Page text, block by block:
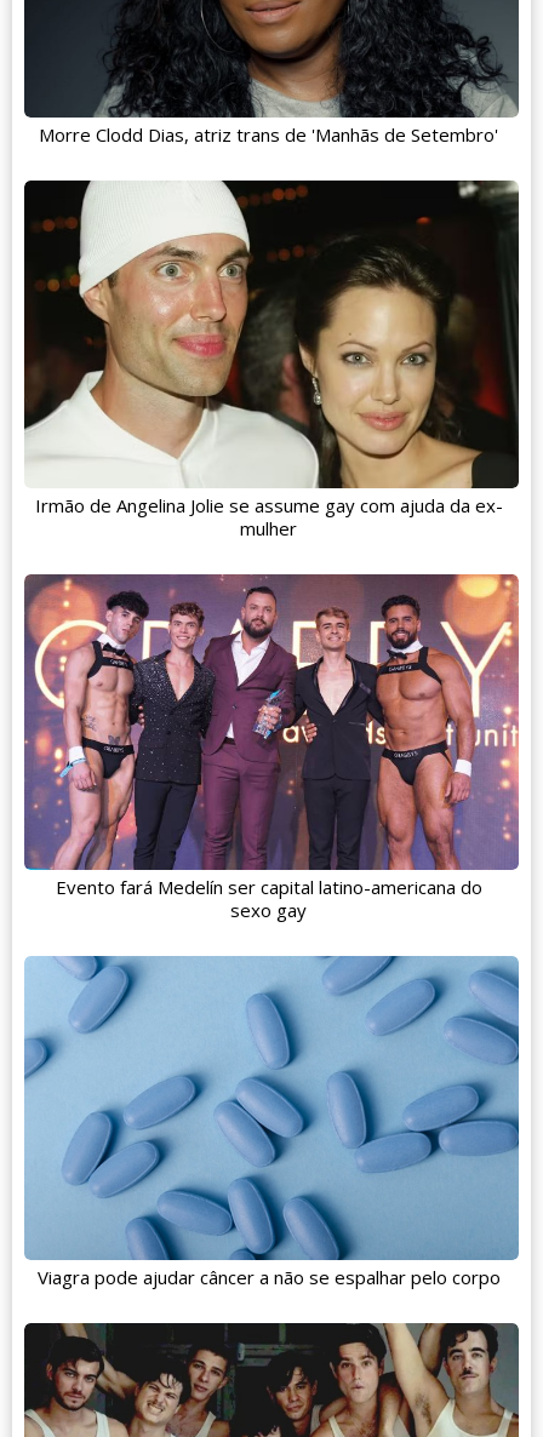
Morre Clodd Dias, atriz trans de 'Manhãs de Setembro'
Irmão de Angelina Jolie se assume gay com ajuda da ex-
mulher
Evento fará Medelín ser capital latino-americana do
sexo gay
Viagra pode ajudar câncer a não se espalhar pelo corpo